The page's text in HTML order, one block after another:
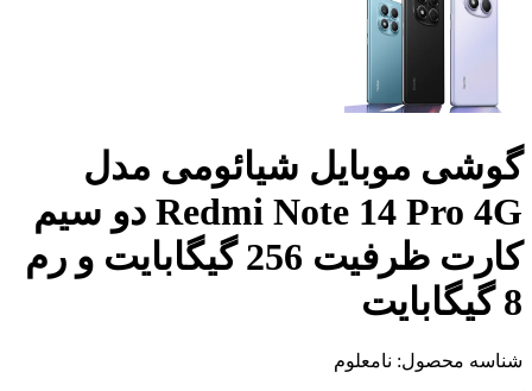
گوشی موبایل شیائومی مدل
Redmi Note 14 Pro 4G دو سیم
کارت ظرفیت 256 گیگابایت و رم
8 گیگابایت
شناسه محصول: نامعلوم